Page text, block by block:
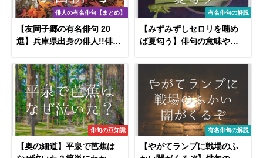
俳人の有名俳句【まとめ】
【友岡子郷の有名俳句 20
選】兵庫県出身の俳人!!俳句
徹底解説！
有名俳句の解説
【みずみずしセロリを噛め
ば夏匂う】俳句の意味や表
底解説!!
俳句の豆知識
【奥の細道】平泉で芭蕉は
有名俳句の解説
【やがてランプに戦場のふ